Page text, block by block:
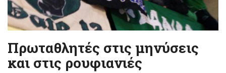
Πρωταθλητές στις μηνύσεις
και στις ρουφιανιές